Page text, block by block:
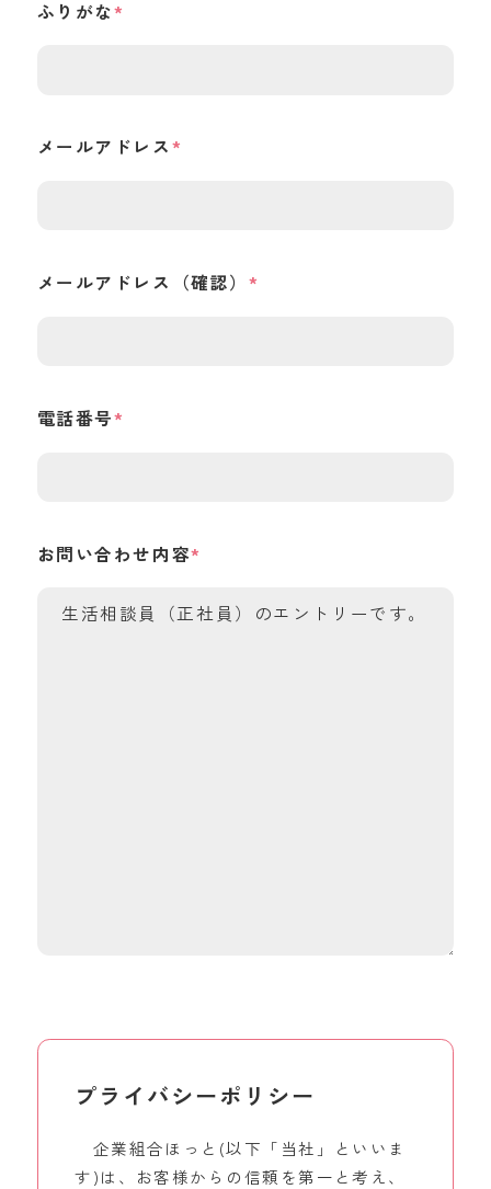
ふりがな
メールアドレス
メールアドレス（確認）
電話番号
お問い合わせ内容
プライバシーポリシー
企業組合ほっと(以下「当社」といいま
す)は、お客様からの信頼を第一と考え、